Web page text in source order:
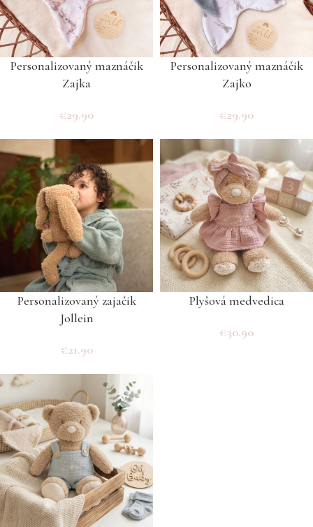
Personalizovaný maznáčik
Zajka
€29.90
Personalizovaný maznáčik
Zajko
€29.90
Personalizovaný zajačik
Jollein
€21.90
Plyšová medvedica
€30.90